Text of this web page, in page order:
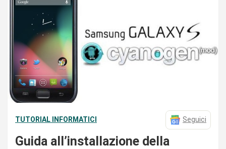
TUTORIAL INFORMATICI Seguici
Guida all’installazione della